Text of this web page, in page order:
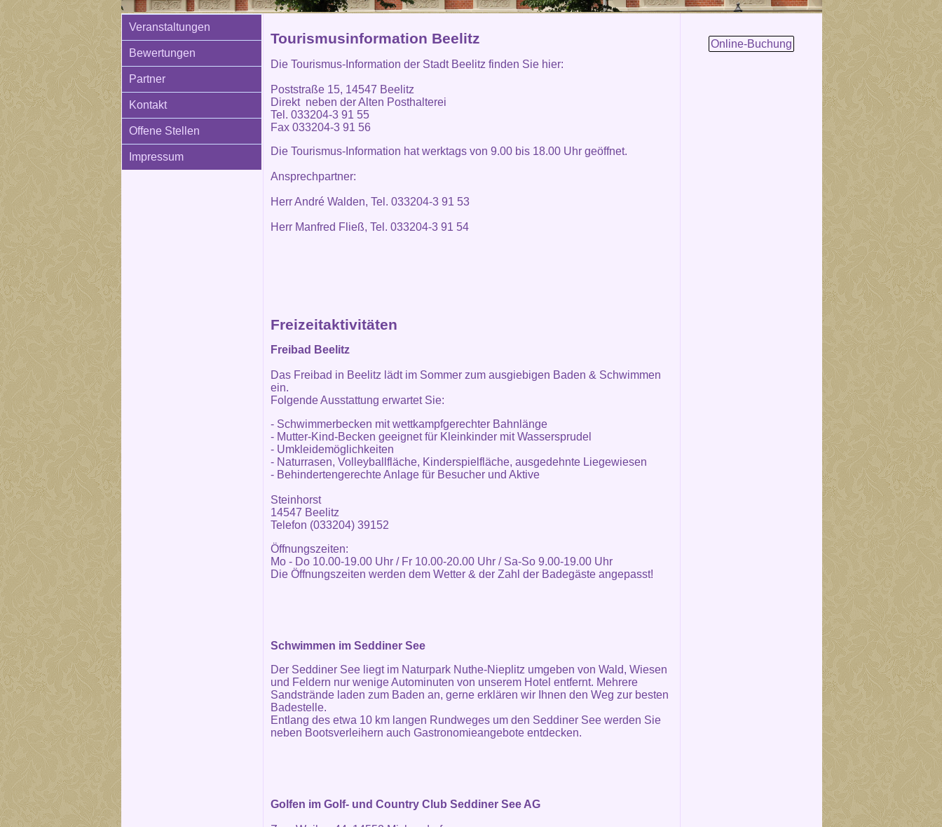
Veranstaltungen
Bewertungen
Partner
Kontakt
Offene Stellen
Impressum
Tourismusinformation Beelitz
Die Tourismus-Information der Stadt Beelitz finden Sie hier:
Poststraße 15, 14547 Beelitz
Direkt neben der Alten Posthalterei
Tel. 033204-3 91 55
Fax 033204-3 91 56
Die Tourismus-Information hat werktags von 9.00 bis 18.00 Uhr geöffnet.
Ansprechpartner:
Herr André Walden, Tel. 033204-3 91 53
Herr Manfred Fließ, Tel. 033204-3 91 54
Freizeitaktivitäten
Freibad Beelitz
Das Freibad in Beelitz lädt im Sommer zum ausgiebigen Baden & Schwimmen
ein.
Folgende Ausstattung erwartet Sie:
- Schwimmerbecken mit wettkampfgerechter Bahnlänge
- Mutter-Kind-Becken geeignet für Kleinkinder mit Wassersprudel
- Umkleidemöglichkeiten
- Naturrasen, Volleyballfläche, Kinderspielfläche, ausgedehnte Liegewiesen
- Behindertengerechte Anlage für Besucher und Aktive
Steinhorst
14547 Beelitz
Telefon (033204) 39152
Öffnungszeiten:
Mo - Do 10.00-19.00 Uhr / Fr 10.00-20.00 Uhr / Sa-So 9.00-19.00 Uhr
Die Öffnungszeiten werden dem Wetter & der Zahl der Badegäste angepasst!
Schwimmen im Seddiner See
Der Seddiner See liegt im Naturpark Nuthe-Nieplitz umgeben von Wald, Wiesen
und Feldern nur wenige Autominuten von unserem Hotel entfernt. Mehrere
Sandstrände laden zum Baden an, gerne erklären wir Ihnen den Weg zur besten
Badestelle.
Entlang des etwa 10 km langen Rundweges um den Seddiner See werden Sie
neben Bootsverleihern auch Gastronomieangebote entdecken.
Golfen im Golf- und Country Club Seddiner See AG
Online-Buchung